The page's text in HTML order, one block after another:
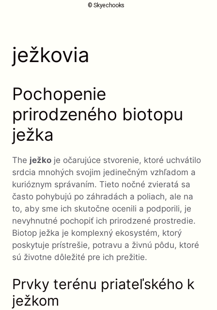
© Skyechooks
ježkovia
Pochopenie
prirodzeného biotopu
ježka
The ježko je očarujúce stvorenie, ktoré uchvátilo
srdcia mnohých svojim jedinečným vzhľadom a
kurióznym správaním. Tieto nočné zvieratá sa
často pohybujú po záhradách a poliach, ale na
to, aby sme ich skutočne ocenili a podporili, je
nevyhnutné pochopiť ich prirodzené prostredie.
Biotop ježka je komplexný ekosystém, ktorý
poskytuje prístrešie, potravu a živnú pôdu, ktoré
sú životne dôležité pre ich prežitie.
Prvky terénu priateľského k
ježkom